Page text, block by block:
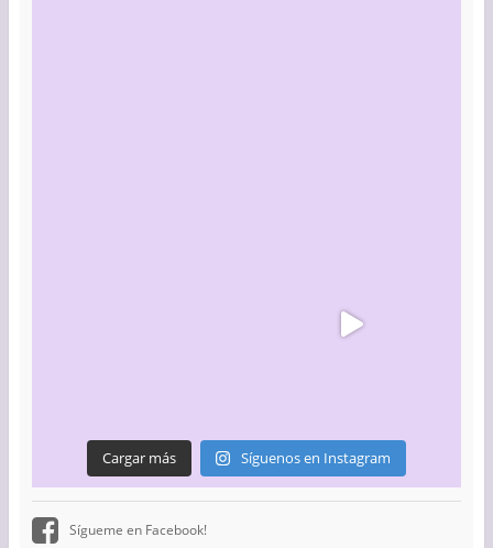
Cargar más Síguenos en Instagram
Sígueme en Facebook!